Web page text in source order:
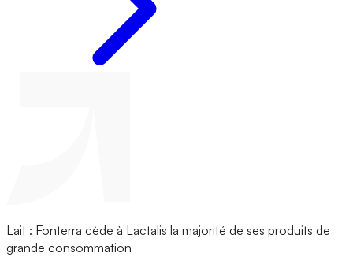
Lait : Fonterra cède à Lactalis la majorité de ses produits de
grande consommation